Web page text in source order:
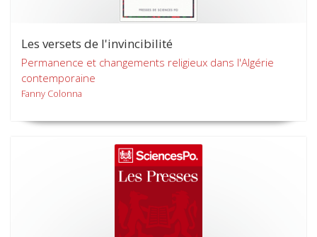
Les versets de l'invincibilité
Permanence et changements religieux dans l'Algérie
contemporaine
Fanny Colonna